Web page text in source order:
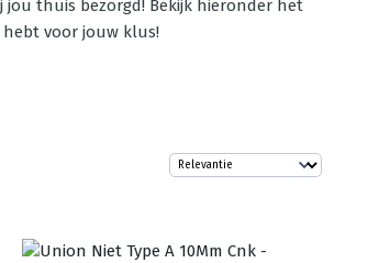
thuis bezorgd! Bekijk hieronder het
voor jouw klus!